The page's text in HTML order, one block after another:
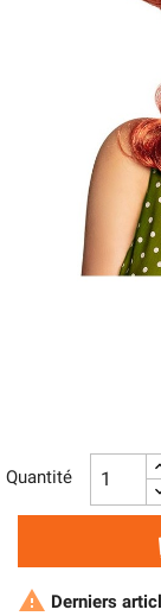
Quantité
 Derniers